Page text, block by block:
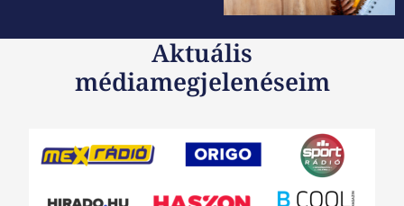
Aktuális
médiamegjelenéseim